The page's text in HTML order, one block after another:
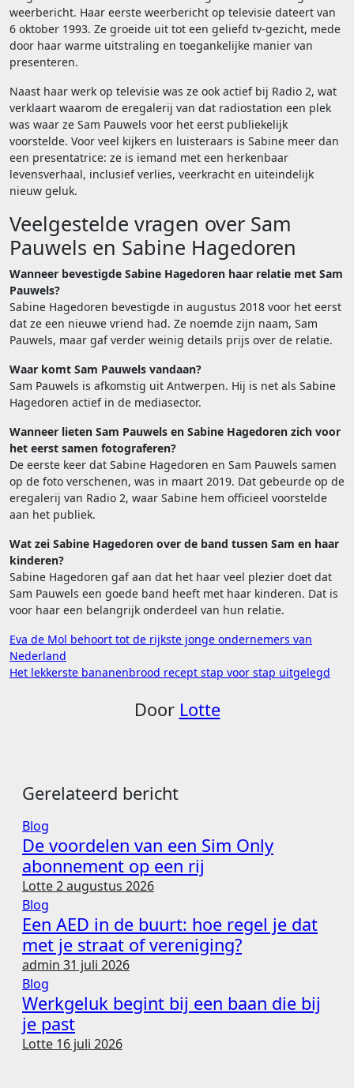
weerbericht. Haar eerste weerbericht op televisie dateert van
6 oktober 1993. Ze groeide uit tot een geliefd tv-gezicht, mede
door haar warme uitstraling en toegankelijke manier van
presenteren.
Naast haar werk op televisie was ze ook actief bij Radio 2, wat
verklaart waarom de eregalerij van dat radiostation een plek
was waar ze Sam Pauwels voor het eerst publiekelijk
voorstelde. Voor veel kijkers en luisteraars is Sabine meer dan
een presentatrice: ze is iemand met een herkenbaar
levensverhaal, inclusief verlies, veerkracht en uiteindelijk
nieuw geluk.
Veelgestelde vragen over Sam
Pauwels en Sabine Hagedoren
Wanneer bevestigde Sabine Hagedoren haar relatie met Sam
Pauwels?
Sabine Hagedoren bevestigde in augustus 2018 voor het eerst
dat ze een nieuwe vriend had. Ze noemde zijn naam, Sam
Pauwels, maar gaf verder weinig details prijs over de relatie.
Waar komt Sam Pauwels vandaan?
Sam Pauwels is afkomstig uit Antwerpen. Hij is net als Sabine
Hagedoren actief in de mediasector.
Wanneer lieten Sam Pauwels en Sabine Hagedoren zich voor
het eerst samen fotograferen?
De eerste keer dat Sabine Hagedoren en Sam Pauwels samen
op de foto verschenen, was in maart 2019. Dat gebeurde op de
eregalerij van Radio 2, waar Sabine hem officieel voorstelde
aan het publiek.
Wat zei Sabine Hagedoren over de band tussen Sam en haar
kinderen?
Sabine Hagedoren gaf aan dat het haar veel plezier doet dat
Sam Pauwels een goede band heeft met haar kinderen. Dat is
voor haar een belangrijk onderdeel van hun relatie.
Bericht
navigatie
Eva de Mol behoort tot de rijkste jonge ondernemers van
Nederland
Het lekkerste bananenbrood recept stap voor stap uitgelegd
Door Lotte
Gerelateerd bericht
Blog
De voordelen van een Sim Only
abonnement op een rij
Lotte2 augustus 2026
Blog
Een AED in de buurt: hoe regel je dat
met je straat of vereniging?
admin 31 juli 2026
Blog
Werkgeluk begint bij een baan die bij
je past
Lotte 16 juli 2026